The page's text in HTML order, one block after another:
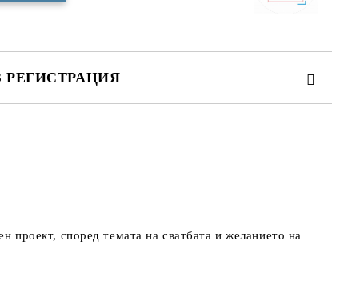
РЕГИСТРАЦИЯ
проект, според темата на сватбата и желанието на